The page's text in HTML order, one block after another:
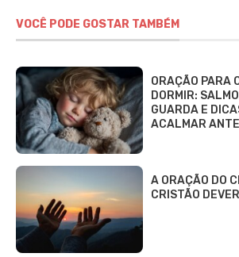
VOCÊ PODE GOSTAR TAMBÉM
ORAÇÃO PARA
DORMIR:
GUARDA E
ACALMAR
A ORAÇÃO DO
CRISTÃO